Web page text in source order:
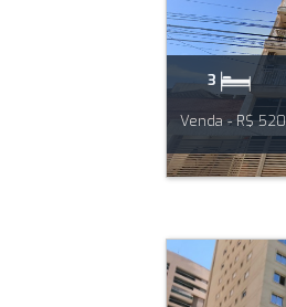
3
Venda - R$